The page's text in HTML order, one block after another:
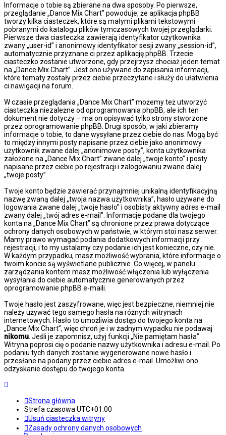
Informacje o tobie są zbierane na dwa sposoby. Po pierwsze,
przeglądanie „Dance Mix Chart” powoduje, że aplikacja phpBB
tworzy kilka ciasteczek, które są małymi plikami tekstowymi
pobranymi do katalogu plików tymczasowych twojej przeglądarki.
Pierwsze dwa ciasteczka zawierają identyfikator użytkownika
zwany „user-id” i anonimowy identyfikator sesji zwany „session-id”,
automatycznie przyznane ci przez aplikację phpBB. Trzecie
ciasteczko zostanie utworzone, gdy przejrzysz chociaż jeden temat
na „Dance Mix Chart”. Jest ono używane do zapisania informacji,
które tematy zostały przez ciebie przeczytane i służy do ułatwienia
ci nawigacji na forum.
W czasie przeglądania „Dance Mix Chart” możemy też utworzyć
ciasteczka niezależne od oprogramowania phpBB, ale ich ten
dokument nie dotyczy – ma on opisywać tylko strony stworzone
przez oprogramowanie phpBB. Drugi sposób, w jaki zbieramy
informacje o tobie, to dane wysyłane przez ciebie do nas. Mogą być
to między innymi posty napisane przez ciebie jako anonimowy
użytkownik zwane dalej „anonimowe posty”, konta użytkownika
założone na „Dance Mix Chart” zwane dalej „twoje konto” i posty
napisane przez ciebie po rejestracji i zalogowaniu zwane dalej
„twoje posty”.
Twoje konto będzie zawierać przynajmniej unikalną identyfikacyjną
nazwę zwaną dalej „twoja nazwa użytkownika”, hasło używane do
logowania zwane dalej „twoje hasło” i osobisty aktywny adres e-mail
zwany dalej „twój adres e-mail”. Informacje podane dla twojego
konta na „Dance Mix Chart” są chronione przez prawa dotyczące
ochrony danych osobowych w państwie, w którym stoi nasz serwer.
Mamy prawo wymagać podania dodatkowych informacji przy
rejestracji, i to my ustalamy czy podanie ich jest konieczne, czy nie.
W każdym przypadku, masz możliwość wybrania, które informacje o
twoim koncie są wyświetlane publicznie. Co więcej, w panelu
zarządzania kontem masz możliwość włączenia lub wyłączenia
wysyłania do ciebie automatycznie generowanych przez
oprogramowanie phpBB e-maili.
Twoje hasło jest zaszyfrowane, więc jest bezpieczne, niemniej nie
należy używać tego samego hasła na różnych witrynach
internetowych. Hasło to umożliwia dostęp do twojego konta na
„Dance Mix Chart”, więc chroń je i w żadnym wypadku nie podawaj
nikomu . Jeśli je zapomnisz, użyj funkcji „Nie pamiętam hasła”.
Witryna poprosi cię o podanie nazwy użytkownika i adresu e-mail. Po
podaniu tych danych zostanie wygenerowane nowe hasło i
przesłane na podany przez ciebie adres e-mail. Umożliwi ono
odzyskanie dostępu do twojego konta.
Strona główna
Strefa czasowa UTC+01:00
Usuń ciasteczka witryny
Zasady ochrony danych osobowych